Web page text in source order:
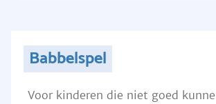
Babbelspel
Voor kinderen die niet goed